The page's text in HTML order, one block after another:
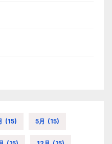
(15) 5月 (15)